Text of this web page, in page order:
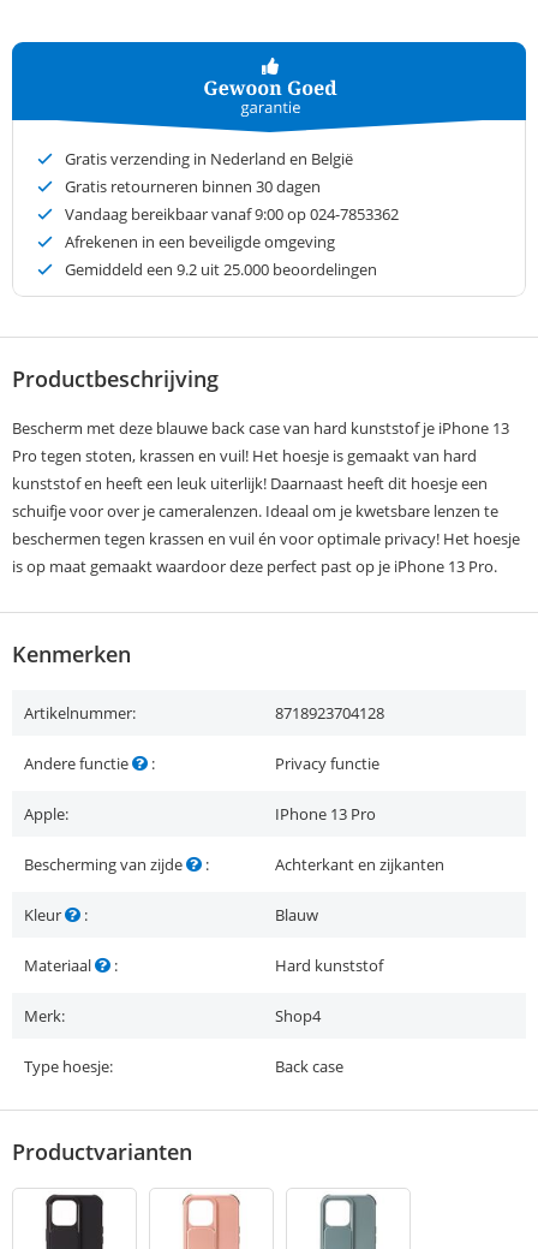
Gratis verzending in Nederland en België
Gratis retourneren binnen 30 dagen
Vandaag bereikbaar vanaf 9:00 op 024-7853362
Afrekenen in een beveiligde omgeving
Gemiddeld een 9.2 uit 25.000 beoordelingen
Productbeschrijving
Bescherm met deze blauwe back case van hard kunststof je iPhone 13
Pro tegen stoten, krassen en vuil! Het hoesje is gemaakt van hard
kunststof en heeft een leuk uiterlijk! Daarnaast heeft dit hoesje een
schuifje voor over je cameralenzen. Ideaal om je kwetsbare lenzen te
beschermen tegen krassen en vuil én voor optimale privacy! Het hoesje
is op maat gemaakt waardoor deze perfect past op je iPhone 13 Pro.
Kenmerken
Artikelnummer: 8718923704128
Andere functie : Privacy functie
Apple: IPhone 13 Pro
Bescherming van zijde : Achterkant en zijkanten
Kleur : Blauw
Materiaal : Hard kunststof
Merk: Shop4
Type hoesje: Back case
Productvarianten